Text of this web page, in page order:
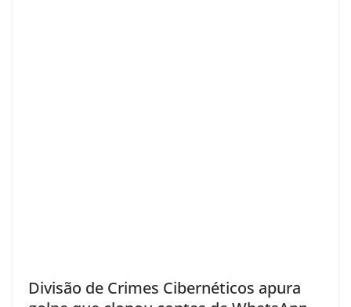
Divisão de Crimes Cibernéticos apura